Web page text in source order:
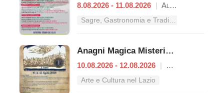
8.08.2026 - 11.08.2026 | Alatri
Anagni Magica Misteriosa
10.08.2026 - 12.08.2026 |
Arte e Cultura nel Lazio